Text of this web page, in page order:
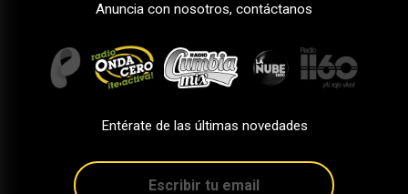
Anuncia con nosotros, contáctanos
Entérate de las últimas novedades